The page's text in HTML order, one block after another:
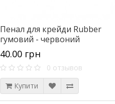
Пенал для крейди Rubber
гумовий - червоний
40.00 грн
0 отзывов
Купити